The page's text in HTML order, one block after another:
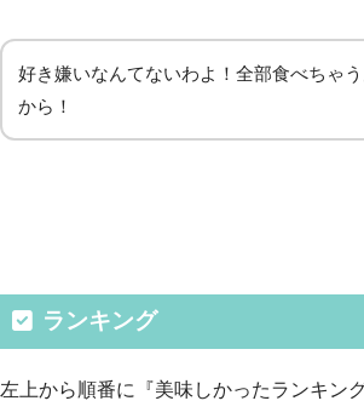
好き嫌いなんてないわよ！全部食べちゃ
から！
ランキング
左上から順番に『美味しかったランキン